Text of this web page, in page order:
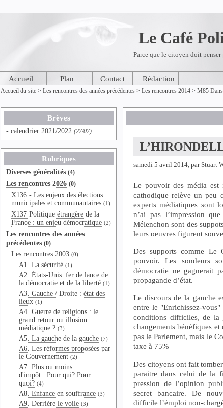
Le Café
Parce que le citoyen doit
Accueil Plan Contact Rédaction
Accueil du site > Les rencontres des années précédentes > Les rencontres 2014 > M85
Brèves
- calendrier 2021/2022 (27/07)
Rubriques
Diverses généralités (4)
Les rencontres 2026 (0)
X136 - Les enjeux des élections
municipales et communautaires (1)
X137 Politique étrangère de la
France : un enjeu démocratique (2)
Les rencontres des années
précédentes (0)
Les rencontres 2003 (0)
A1. La sécurité (1)
A2. États-Unis: fer de lance de
la démocratie et de la liberté (1)
A3. Gauche / Droite : état des
lieux (1)
A4. Guerre de religions : le
grand retour ou illusion
médiatique ? (3)
A5. La gauche de la gauche (7)
A6. Les réformes proposées par
le Gouvernement (2)
A7. Plus ou moins
d'impôt...Pour qui? Pour
quoi? (4)
A8. Enfance en souffrance (3)
A9. Derrière le voile (3)
samedi 5 avril 2014, parStuart
Le pouvoir des média est
cathodique relève un peu
experts médiatiques sont
n’ai pas l’impression
Mélenchon sont des
leurs oeuvres figurent
Des supports comme Le
pouvoir. Les sondeurs
démocratie ne gagnerait
propagande d’état.
Le discours de la gauche
entre le "Enrichissez-
conditions difficiles, de la
changements bénéfiques
pas le Parlement, mais le
taxe à 75%
Des citoyens ont fait
paraitre dans celui de la
pression de l’opinion
secret bancaire. De
difficile l’émploi non-